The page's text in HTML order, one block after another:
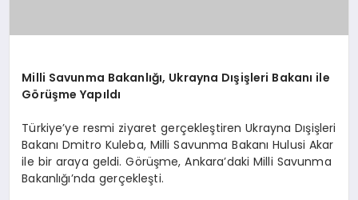
Milli Savunma Bakanlığı, Ukrayna Dışişleri Bakanı ile
Görüşme Yapıldı
Türkiye’ye resmi ziyaret gerçekleştiren Ukrayna Dışişleri
Bakanı Dmitro Kuleba, Milli Savunma Bakanı Hulusi Akar
ile bir araya geldi. Görüşme, Ankara’daki Milli Savunma
Bakanlığı’nda gerçekleşti.